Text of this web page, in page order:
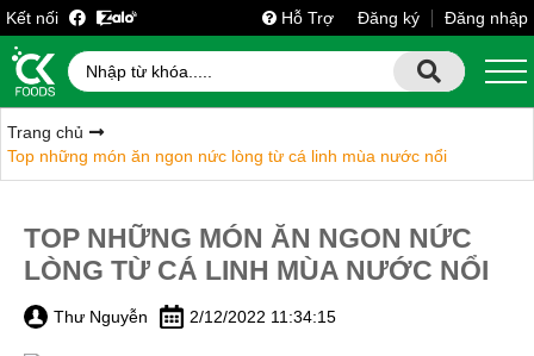
Kết nối Hỗ Trợ Đăng ký Đăng nhập
Trang chủ
Top những món ăn ngon nức lòng từ cá linh mùa nước nổi
TOP NHỮNG MÓN ĂN NGON NỨC
LÒNG TỪ CÁ LINH MÙA NƯỚC NỔI
Thư Nguyễn 2/12/2022 11:34:15